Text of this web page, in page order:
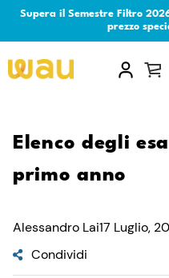
Supera il Semestre Filtro
prezzo
×
Elenco degli
primo anno
Alessandro Lai17 Luglio,
Condividi